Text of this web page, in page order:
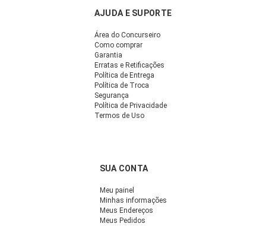
AJUDA E SUPORTE
Área do Concurseiro
Como comprar
Garantia
Erratas e Retificações
Política de Entrega
Política de Troca
Segurança
Política de Privacidade
Termos de Uso
SUA CONTA
Meu painel
Minhas informações
Meus Endereços
Meus Pedidos